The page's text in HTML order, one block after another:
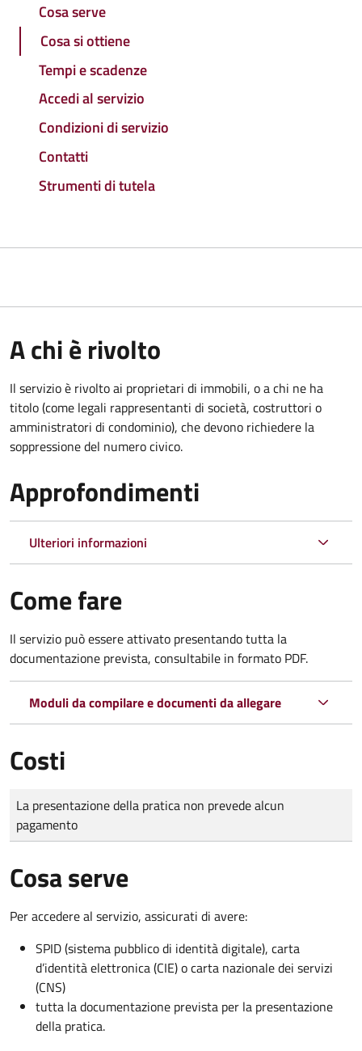
Cosa serve
Cosa si ottiene
Tempi e scadenze
Accedi al servizio
Condizioni di servizio
Contatti
Strumenti di tutela
A chi è rivolto
Il servizio è rivolto ai proprietari di immobili, o a chi ne ha
titolo (come legali rappresentanti di società, costruttori o
amministratori di condominio), che devono richiedere la
soppressione del numero civico.
Approfondimenti
Ulteriori informazioni
Come fare
Il servizio può essere attivato presentando tutta la
documentazione prevista, consultabile in formato PDF.
Moduli da compilare e documenti da allegare
Costi
Tipo di pagamento
Importo
La presentazione della pratica non prevede alcun
pagamento
Cosa serve
Per accedere al servizio, assicurati di avere:
SPID (sistema pubblico di identità digitale), carta
d’identità elettronica (CIE) o carta nazionale dei servizi
(CNS)
tutta la documentazione prevista per la presentazione
della pratica.